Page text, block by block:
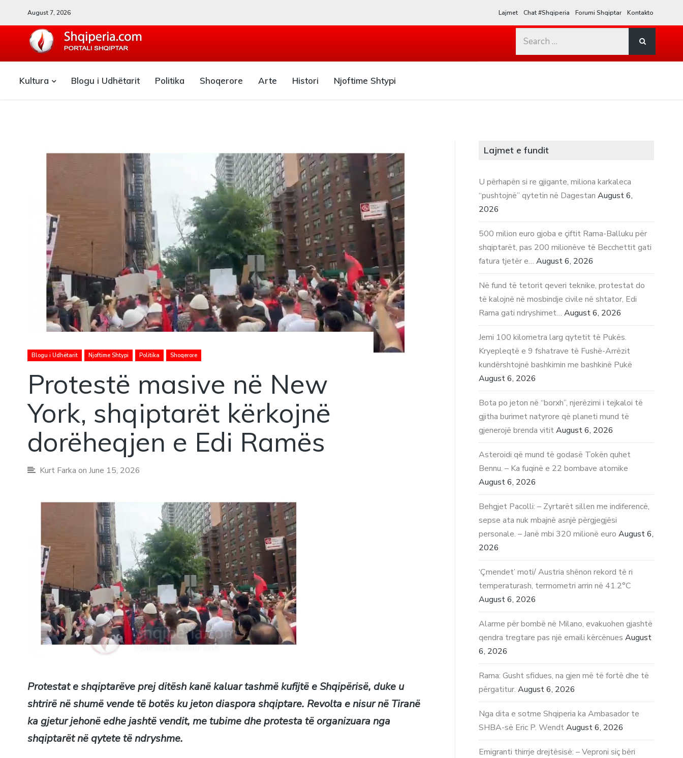
August 7, 2026 Lajmet Chat #Shqiperia Forumi Shqiptar Kontakto
Search
Kultura Blogu i Udhëtarit Politika Shoqerore Arte Histori Njoftime Shtypi
Blogu i Udhëtarit Njoftime Shtypi Politika Shoqerore
Protestë masive në New
York, shqiptarët kërkojnë
dorëheqjen e Edi Ramës
Kurt Farka on June 15, 2026
Protestat e shqiptarëve prej ditësh kanë kaluar tashmë kufijtë e Shqipërisë, duke u
shtrirë në shumë vende të botës ku jeton diaspora shqiptare. Revolta e nisur në Tiranë
ka gjetur jehonë edhe jashtë vendit, me tubime dhe protesta të organizuara nga
shqiptarët në qytete të ndryshme.
Lajmet e fundit
U përhapën si re gjigante, miliona karkaleca
“pushtojnë” qytetin në Dagestan August 6,
2026
500 milion euro gjoba e çiftit Rama-Balluku për
shqiptarët, pas 200 milionëve të Becchettit gati
fatura tjetër e… August 6, 2026
Në fund të tetorit qeveri teknike, protestat do
të kalojnë në mosbindje civile në shtator, Edi
Rama gati ndryshimet… August 6, 2026
Jemi 100 kilometra larg qytetit të Pukës.
Kryepleqtë e 9 fshatrave të Fushë-Arrëzit
kundërshtojnë bashkimin me bashkinë Pukë
August 6, 2026
Bota po jeton në “borxh”, njerëzimi i tejkaloi të
gjitha burimet natyrore që planeti mund të
gjenerojë brenda vitit August 6, 2026
Asteroidi që mund të godasë Tokën quhet
Bennu. – Ka fuqinë e 22 bombave atomike
August 6, 2026
Behgjet Pacolli: – Zyrtarët sillen me indiferencë,
sepse ata nuk mbajnë asnjë përgjegjësi
personale. – Janë mbi 320 milionë euro August 6,
2026
‘Çmendet’ moti/ Austria shënon rekord të ri
temperaturash, termometri arrin në 41.2°C
August 6, 2026
Alarme për bombë në Milano, evakuohen gjashtë
qendra tregtare pas një emaili kërcënues August
6, 2026
Rama: Gusht sfidues, na gjen më të fortë dhe të
përgatitur. August 6, 2026
Nga dita e sotme Shqiperia ka Ambasador te
SHBA-së Eric P. Wendt August 6, 2026
Emigranti thirrje drejtësisë: – Veproni siç bëri